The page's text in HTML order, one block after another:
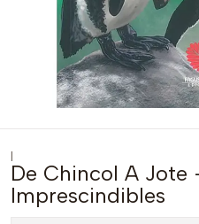
|
De Chincol A Jote
Imprescindibles